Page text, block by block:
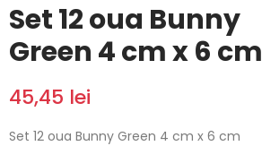
Set 12 oua Bunny
Green 4 cm x 6 cm
45,45 lei
Set 12 oua Bunny Green 4 cm x 6 cm